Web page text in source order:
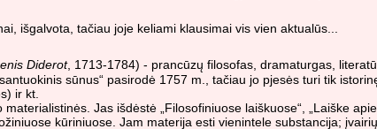
išgalvota, tačiau joje keliami klausimai vis vien aktualūs...
Diderot, 1713-1784) - prancūzų filosofas, dramaturgas,
sūnus“ pasirodė 1757 m., tačiau jo pjesės turi tik
ir kt.
Jas išdėstė „Filosofiniuose laiškuose“, „Laiške
kūriniuose. Jam materija esti vienintele substancija;